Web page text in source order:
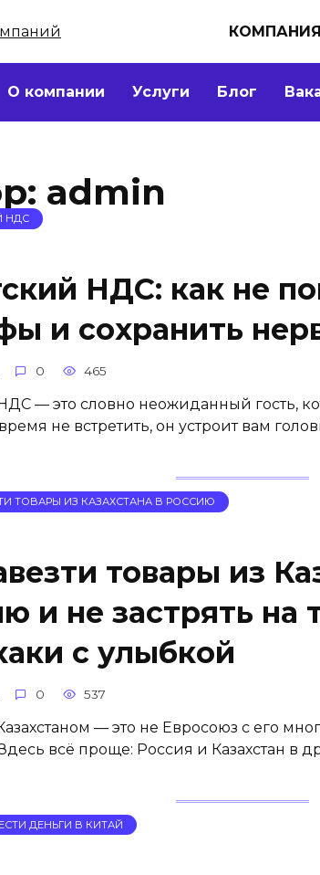
О компании Услуги Блог
admin
НДС
НДС: как не
и сохранить
0 465
— это словно неожиданный гость,
не встретить, он устроит вам
ТОВАРЫ ИЗ КАЗАХСТАНА В РОССИЮ
товары из
и не застрять на
с улыбкой
0 537
— это не Евросоюз с его
всё проще: Россия и Казахстан в
ДЕНЬГИ В КИТАЙ